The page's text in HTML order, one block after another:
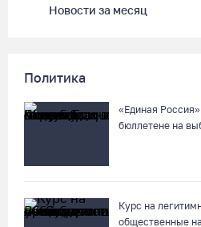
Новости за месяц
Политика
«Единая
бюллетене на
Курс на
общественные